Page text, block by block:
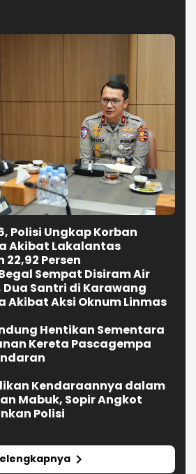
Polisi Ungkap Korban
Akibat Lakalantas
22,92 Persen
Sempat Disiram Air
Dua Santri di Karawang
Akibat Aksi Oknum Linmas
Hentikan Sementara
Kereta Pascagempa
Kendaraannya dalam
Mabuk, Sopir Angkot
Polisi